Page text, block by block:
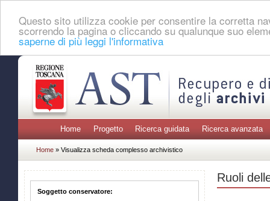
Questo sito utilizza cookie per consentire la corretta
scorrendo la pagina o cliccando su qualunque suo
saperne di più leggi l'informativa
Home Progetto Ricerca guidata Ricerca avanzata
Home » Visualizza scheda complesso archivistico
Soggetto conservatore:
Ruoli